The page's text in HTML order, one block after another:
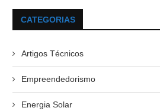
CATEGORIAS
Artigos Técnicos
Empreendedorismo
Energia Solar